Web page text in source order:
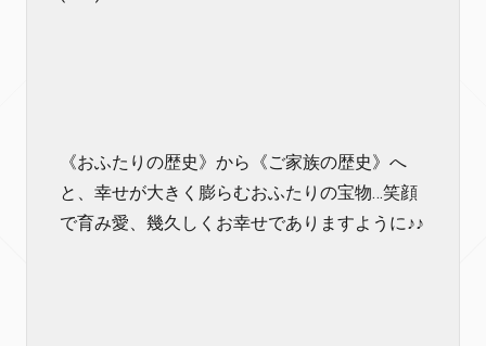
《おふたりの歴史》から《ご家族の歴史》へ
と、幸せが大きく膨らむおふたりの宝物…笑顔
で育み愛、幾久しくお幸せでありますように♪♪